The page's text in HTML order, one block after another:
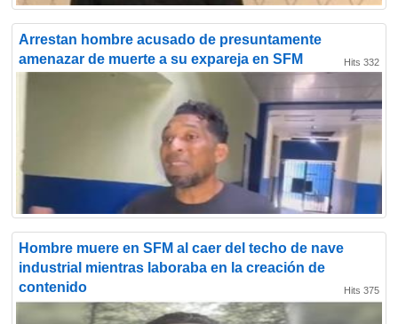
Arrestan hombre acusado de presuntamente
amenazar de muerte a su expareja en SFM
Hits 332
Hombre muere en SFM al caer del techo de nave
industrial mientras laboraba en la creación de
contenido
Hits 375